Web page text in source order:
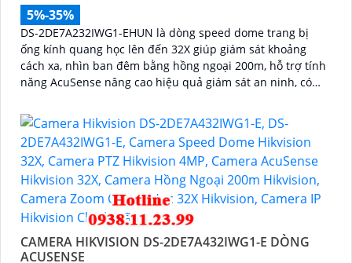
5%-35%
DS-2DE7A232IWG1-EHUN là dòng speed dome trang bị
ống kính quang học lên đến 32X giúp giám sát khoảng
cách xa, nhìn ban đêm bằng hồng ngoại 200m, hỗ trợ tính
năng AcuSense nâng cao hiệu quả giám sát an ninh, có
CAMERA HIKVISION DS-2DE7A432IWG1-E DÒNG
ACUSENSE